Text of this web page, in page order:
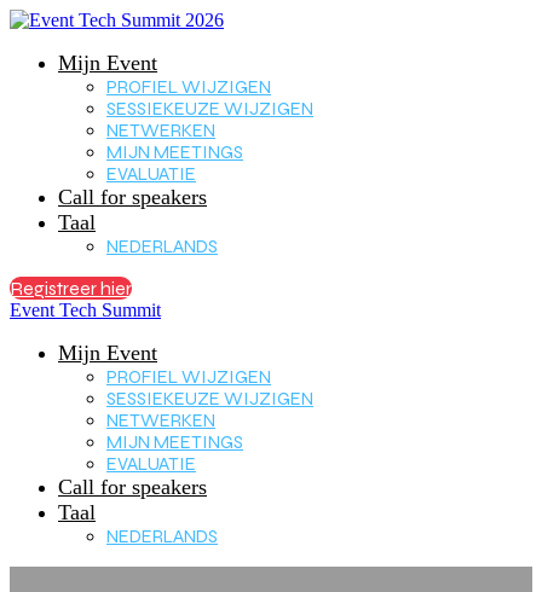
Mijn Event
PROFIEL WIJZIGEN
SESSIEKEUZE WIJZIGEN
NETWERKEN
MIJN MEETINGS
EVALUATIE
Call for speakers
Taal
NEDERLANDS
Registreer hier
Event Tech Summit
Mijn Event
PROFIEL WIJZIGEN
SESSIEKEUZE WIJZIGEN
NETWERKEN
MIJN MEETINGS
EVALUATIE
Call for speakers
Taal
NEDERLANDS